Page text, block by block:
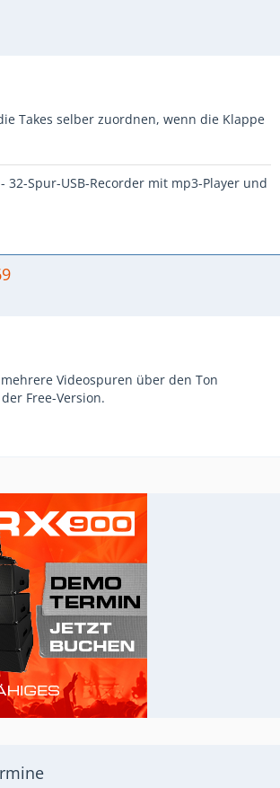
Takes selber zuordnen, wenn die Klappe
- 32-Spur-USB-Recorder mit mp3-Player und
Videospuren über den Ton
Free-Version.